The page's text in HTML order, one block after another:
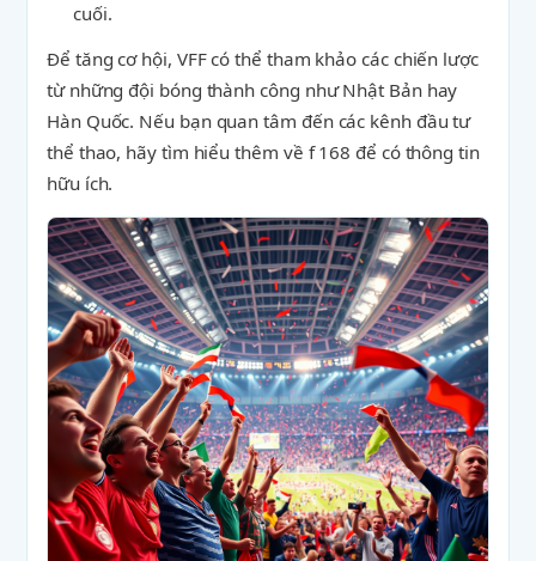
cuối.
Để tăng cơ hội, VFF có thể tham khảo các chiến lược
từ những đội bóng thành công như Nhật Bản hay
Hàn Quốc. Nếu bạn quan tâm đến các kênh đầu tư
thể thao, hãy tìm hiểu thêm về f 168 để có thông tin
hữu ích.